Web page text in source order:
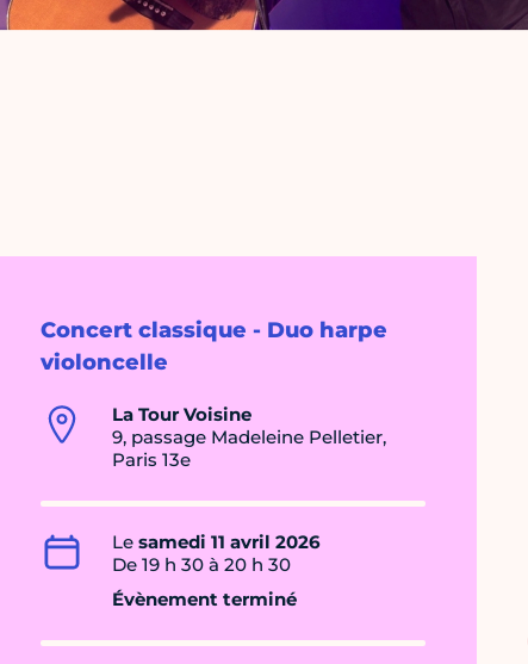
Concert classique - Duo harpe
violoncelle
La Tour Voisine
9, passage Madeleine Pelletier,
Paris 13e
Le samedi 11 avril 2026
De 19 h 30 à 20 h 30
Évènement terminé